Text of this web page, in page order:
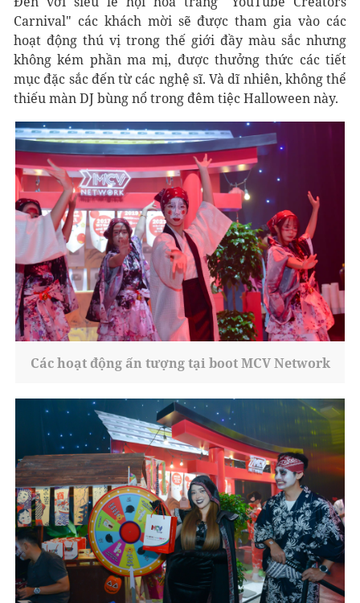
Carnival" các khách mời sẽ được tham gia vào các
hoạt động thú vị trong thế giới đầy màu sắc nhưng
không kém phần ma mị, được thưởng thức các tiết
mục đặc sắc đến từ các nghệ sĩ. Và dĩ nhiên, không thể
thiếu màn DJ bùng nổ trong đêm tiệc Halloween này.
Các hoạt động ấn tượng tại boot MCV Network